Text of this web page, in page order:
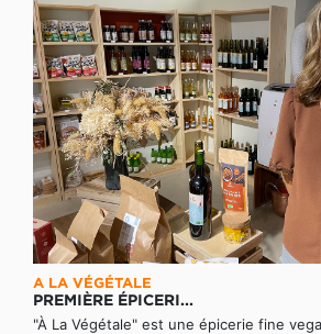
A LA VÉGÉTALE
PREMIÈRE ÉPICERI...
"À La Végétale" est une épicerie fine